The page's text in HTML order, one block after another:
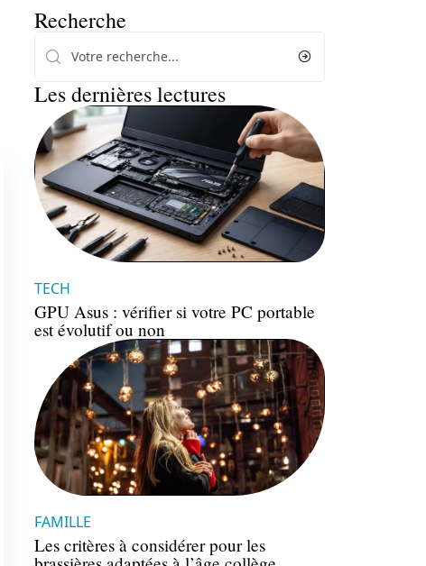
Recherche
Les dernières lectures
TECH
GPU Asus : vérifier si votre PC portable
est évolutif ou non
FAMILLE
Les critères à considérer pour les